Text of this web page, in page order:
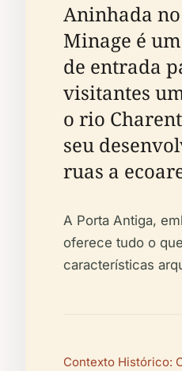
Aninhada
Minage é
de entrada
visitantes
o rio
seu
ruas a
A Porta Antiga,
oferece tudo o
características
Contexto Histórico: